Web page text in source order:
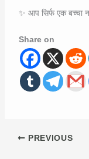
✨ आप सिर्फ एक बच्चा
Share on
PREVIOUS